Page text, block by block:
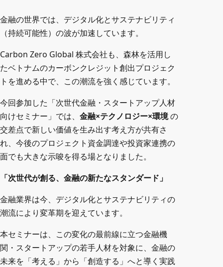
企業情報
よくあるご質問
カーボンクレジットに関する資料
海外事業資料
お役立ち資料
金融の世界では、デジタル化とサステナビリティ
（持続可能性）の波が加速しています。
Carbon Zero Global 株式会社も、森林を活用し
たベトナムのカーボンクレジット創出プロジェク
トを進める中で、この潮流を強く感じています。
今回参加した「次世代金融・スタートアップ人材
向けセミナー」では、 金融×テクノロジー×環境の
交差点で新しい価値を生み出す考え方が共有さ
れ、今後のプロジェクト資金調達や投資家連携の
面でも大きな示唆を得る場となりました。
「次世代が創る、金融の新たなスタンダード」
金融業界は今、デジタル化とサステナビリティの
潮流により変革期を迎えています。
本セミナーは、この変化の最前線に立つ金融機
関・スタートアップの若手人材を対象に、金融の
未来を「考える」から「創造する」へと導く実践